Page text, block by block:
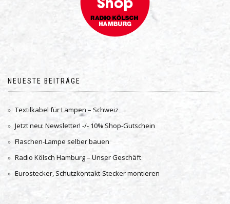
NEUESTE BEITRÄGE
Textilkabel für Lampen – Schweiz
Jetzt neu: Newsletter! -/- 10% Shop-Gutschein
Flaschen-Lampe selber bauen
Radio Kölsch Hamburg – Unser Geschäft
Eurostecker, Schutzkontakt-Stecker montieren